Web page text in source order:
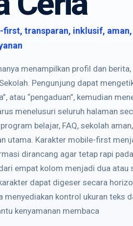
transparan, inklusif, aman,
menampilkan profil dan berita,
Pengunjung dapat
atau “pengaduan”, kemudian
menelusuri seluruh halaman
belajar, FAQ, sekolah
utama. Karakter mobile-first
dirancang agar tetap rapi
empat kolom menjadi dua atau
dapat digeser secara
menyediakan kontrol ukuran teks
kenyamanan membaca